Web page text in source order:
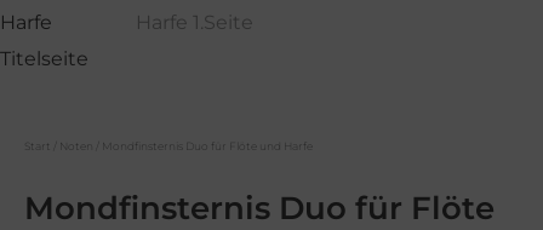
Start Noten / Mondfinsternis Duo für Flöte und Harfe
Mondfinsternis Duo für Flöte